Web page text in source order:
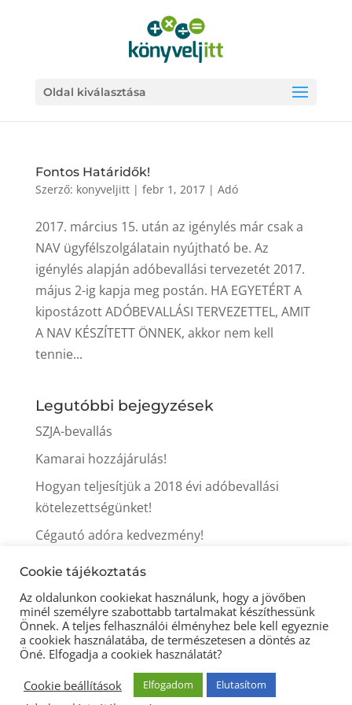
Oldal kiválasztása
Fontos Határidők!
Szerző: konyveljitt| febr 1, 2017| Adó
2017. március 15. után az igénylés már csak a
NAV ügyfélszolgálatain nyújtható be. Az
igénylés alapján adóbevallási tervezetét 2017.
május 2-ig kapja meg postán. HA EGYETÉRT A
kipostázott ADÓBEVALLÁSI TERVEZETTEL, AMIT
A NAV KÉSZÍTETT ÖNNEK, akkor nem kell
tennie...
Legutóbbi bejegyzések
SZJA-bevallás
Kamarai hozzájárulás!
Hogyan teljesítjük a 2018 évi adóbevallási
kötelezettségünket!
Cégautó adóra kedvezmény!
Itt a tavasz, itt az iparűzési adó fizetés ideje is!
© 2021 Könyveljitt könyvelőiroda -
Adatkezelési tájékoztató
Impresszum
Cookie tájékoztatás
Az oldalunkon cookiekat használunk, hogy a jövőben
minél személyre szabottabb tartalmakat készíthessünk
Önnek. A teljes felhasználói élményhez bele kell egyeznie
a cookiek használatába, de természetesen a döntés az
Öné. Elfogadja a cookiek használatát?
Cookie beállítások
Elfogadom Elutasítom